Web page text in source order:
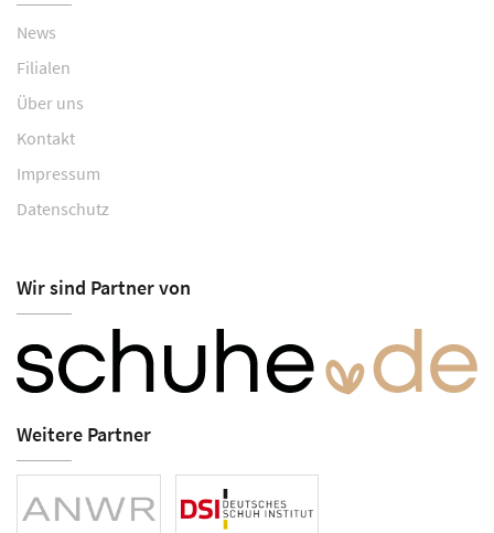
News
Filialen
Über uns
Kontakt
Impressum
Datenschutz
Wir sind Partner von
Weitere Partner